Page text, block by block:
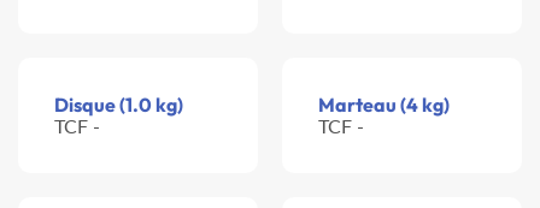
Disque (1.0 kg)
TCF -
Marteau (4 kg)
TCF -